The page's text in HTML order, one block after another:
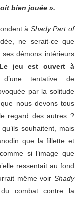
bien jouée ».
à Shady Part of
ne serait-ce que
démons intérieurs
jeu est ouvert à
d’une tentative de
par la solitude
nous devons tous
regard des autres ?
souhaitent, mais
que la fillette et
si l’image que
ressentait au fond
même voir Shady
combat contre la